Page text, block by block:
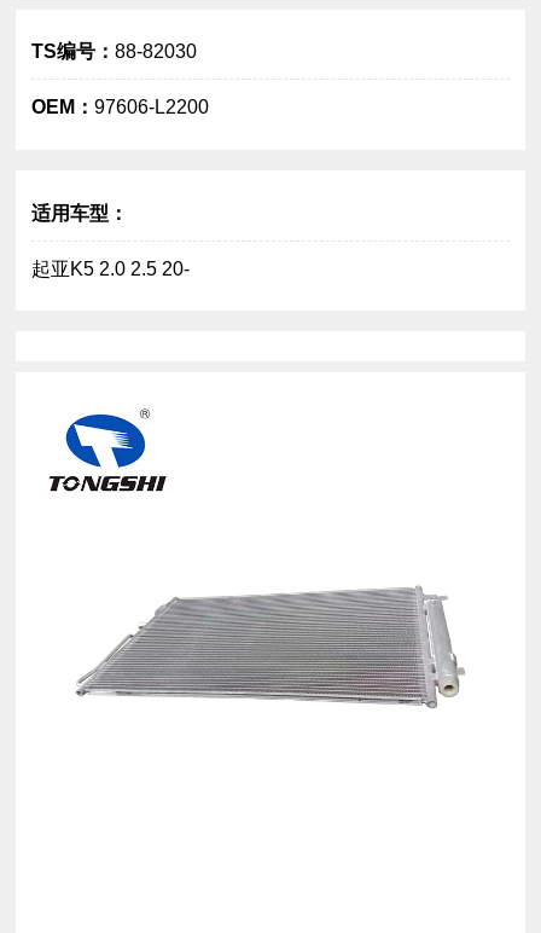
大图
TS编号：88-82030
OEM：97606-L2200
适用车型：
起亚K5 2.0 2.5 20-